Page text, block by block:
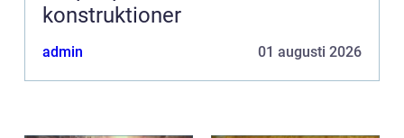
konstruktioner
admin 01 augusti 2026